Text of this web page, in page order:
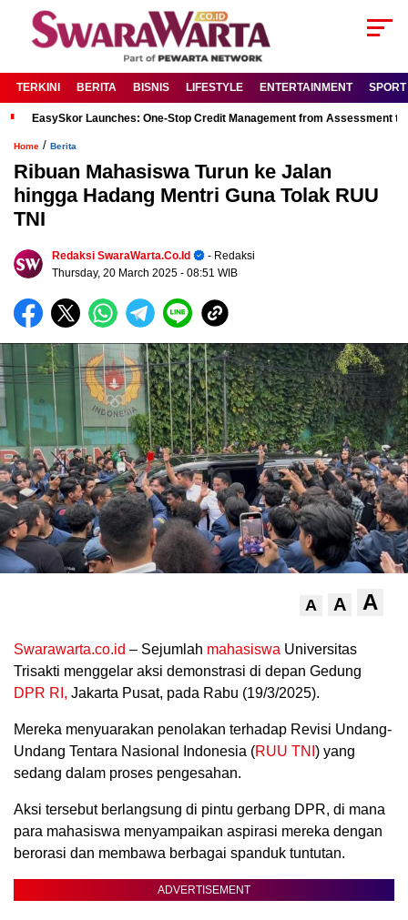
TERKINI BERITA BISNIS LIFESTYLE ENTERTAINMENT SPORT
EasySkor Launches: One-Stop Credit Management from Assessment
Home / Berita
Ribuan Mahasiswa Turun ke Jalan
hingga Hadang Mentri Guna Tolak RUU
TNI
Redaksi SwaraWarta.co.id
- Redaksi
Thursday, 20 March 2025 - 08:51 WIB
A A A
Swarawarta.co.id – Sejumlah mahasiswa Universitas
Trisakti menggelar aksi demonstrasi di depan Gedung
DPR RI, Jakarta Pusat, pada Rabu (19/3/2025).
Mereka menyuarakan penolakan terhadap Revisi Undang-
Undang Tentara Nasional Indonesia (RUU TNI ) yang
sedang dalam proses pengesahan.
Aksi tersebut berlangsung di pintu gerbang DPR, di mana
para mahasiswa menyampaikan aspirasi mereka dengan
berorasi dan membawa berbagai spanduk tuntutan.
ADVERTISEMENT